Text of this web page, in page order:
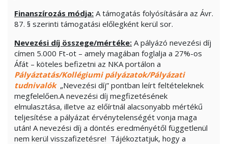
Finanszírozás módja: A támogatás folyósítására az Ávr.
87. § szerinti támogatási előlegként kerül sor.
Nevezési díj összege/mértéke: A pályázó nevezési díj
címen 5.000 Ft-ot – amely magában foglalja a 27%-os
Áfát – köteles befizetni az NKA portálon a
Pályáztatás/Kollégiumi pályázatok/Pályázati
tudnivalók „Nevezési díj” pontban leírt feltételeknek
megfelelően.A nevezési díj megfizetésének
elmulasztása, illetve az előírtnál alacsonyabb mértékű
teljesítése a pályázat érvénytelenségét vonja maga
után! A nevezési díj a döntés eredményétől függetlenül
nem kerül visszafizetésre! Tájékoztatjuk, hogy a